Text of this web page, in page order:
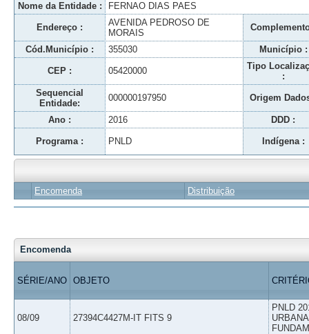
Nome da Entidade :
FERNAO DIAS PAES
Endereço :
AVENIDA PEDROSO DE
MORAIS
Cód.Município : 355030 Município :
CEP : 05420000
Tipo
:
Sequencial
Entidade:
000000197950 Origem
Ano : 2016 DDD :
Programa : PNLD Indígena :
Encomenda Distribuição
Encomenda
SÉRIE/ANO OBJETO
08/09 27394C4427M-IT FITS 9
PNLD